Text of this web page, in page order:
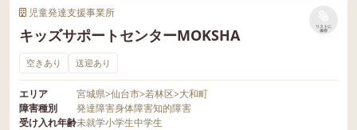
児童発達支援事業所
キッズサポートセンターMOKSHA
リストに
保存
空きあり 送迎あり
エリア 宮城県>仙台市>若林区>大和町
障害種別
発達障害身体障害知的障害
受け入れ年齢未就学小学生中学生